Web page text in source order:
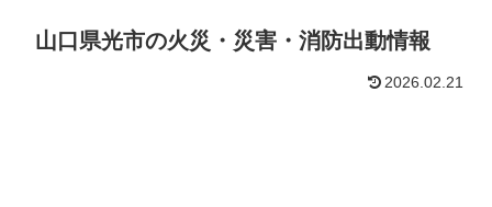
山口県光市の火災・災害・消防出動情報
2026.02.21